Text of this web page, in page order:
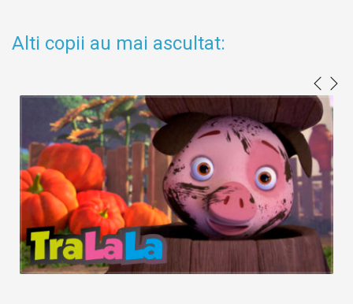
Alti copii au mai ascultat: